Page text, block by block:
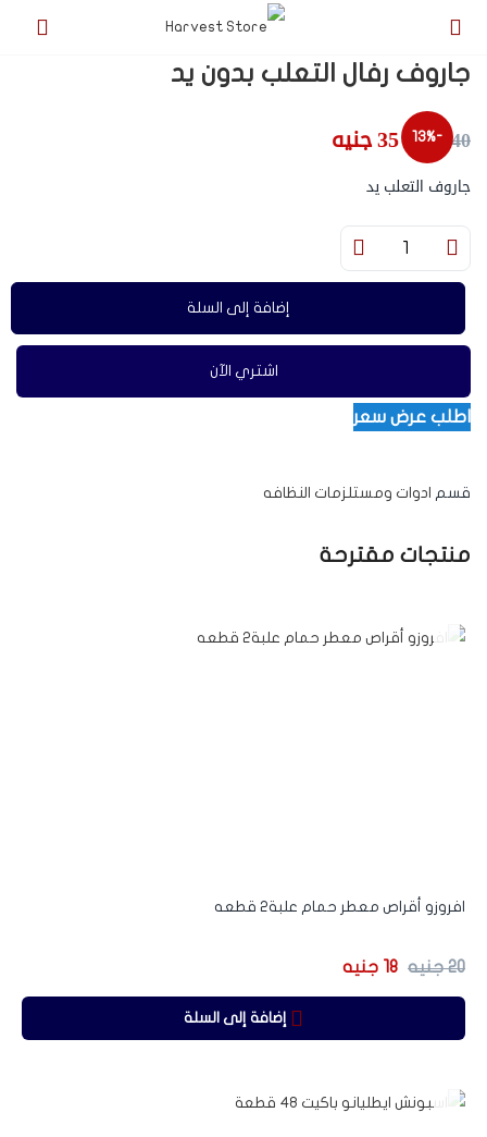
جاروف رفال التعلب بدون يد
-13% 40 جنيه 35جنيه
جاروف التعلب يد
إضافة إلى السلة
اشتري الآن
اطلب عرض سعر
قسم ادوات ومستلزمات النظافه
منتجات مقترحة
افروزو أقراص معطر حمام علبة2 قطعه
20 جنيه 18 جنيه
إضافة إلى السلة